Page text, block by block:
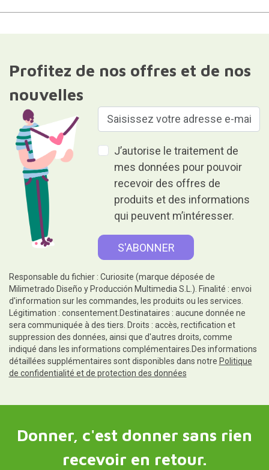
Profitez de nos offres et de nos
nouvelles
J’autorise le traitement de
mes données pour pouvoir
recevoir des offres de
produits et des informations
qui peuvent m’intéresser.
Responsable du fichier : Curiosite (marque déposée de
Milimetrado Diseño y Producción Multimedia S.L.). Finalité : envoi
d'information sur les commandes, les produits ou les services.
Légitimation : consentement.Destinataires : aucune donnée ne
sera communiquée à des tiers. Droits : accès, rectification et
suppression des données, ainsi que d'autres droits, comme
indiqué dans les informations complémentaires.Des informations
détaillées supplémentaires sont disponibles dans notre Politique
de confidentialité et de protection des données
Donner, c'est donner sans rien
recevoir en retour.